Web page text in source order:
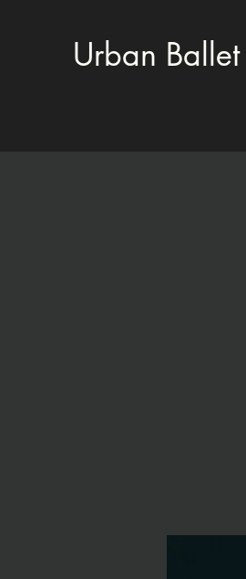
Urban Ballet